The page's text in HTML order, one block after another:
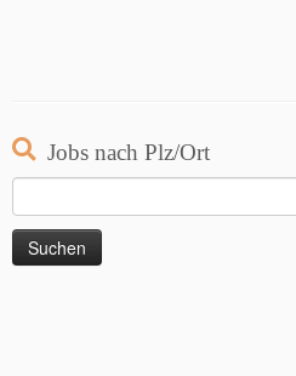
Jobs nach Plz/Ort
nach: